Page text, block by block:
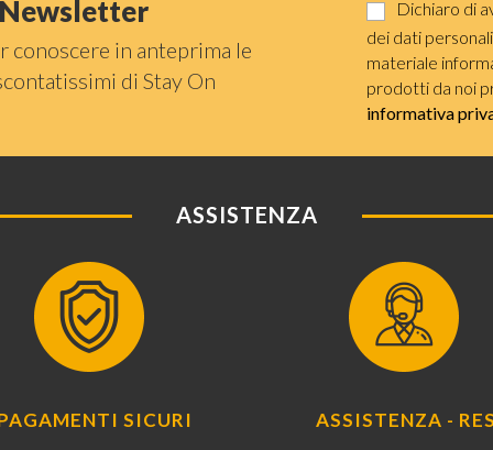
conoscere in anteprima le
di Stay On
Dichiaro di
dei dati
materiale
prodotti da noi
informativa
ASSISTENZA
SICURI
ASSISTENZA -